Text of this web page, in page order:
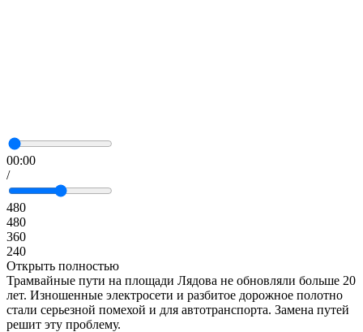
00:00
/
480
480
360
240
Открыть полностью
Трамвайные пути на площади Лядова не обновляли больше 20
лет. Изношенные электросети и разбитое дорожное полотно
стали серьезной помехой и для автотранспорта. Замена путей
решит эту проблему.